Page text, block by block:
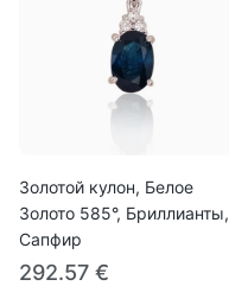
Золотой кулон, Белое
Золото 585°, Бриллианты,
Сапфир
292.57 €